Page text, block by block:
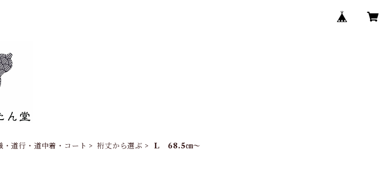
・道行・道中着・コート 裄丈から選ぶ Ｌ 68.5㎝～